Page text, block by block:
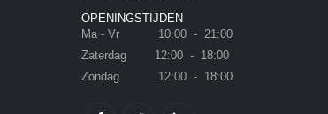
OPENINGSTIJDEN
Ma - Vr 10:00 - 21:00
Zaterdag 12:00 - 18:00
Zondag 12:00 - 18:00